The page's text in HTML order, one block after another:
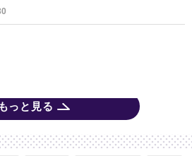
もっと見る